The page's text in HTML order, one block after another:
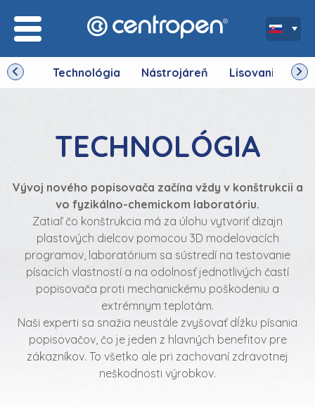
Technológia Nástrojáreň Lisovanie
TECHNOLÓGIA
Vývoj nového popisovača začína vždy v konštrukcii a
vo fyzikálno-chemickom laboratóriu.
Zatiaľ čo konštrukcia má za úlohu vytvoriť dizajn
plastových dielcov pomocou 3D modelovacích
programov, laboratórium sa sústredí na testovanie
písacích vlastností a na odolnosť jednotlivých častí
popisovača proti mechanickému poškodeniu a
extrémnym teplotám.
Naši experti sa snažia neustále zvyšovať dĺžku písania
popisovačov, čo je jeden z hlavných benefitov pre
zákazníkov. To všetko ale pri zachovaní zdravotnej
neškodnosti výrobkov.